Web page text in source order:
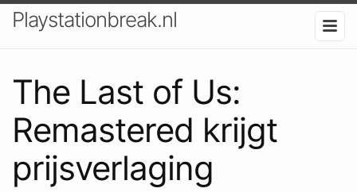
Playstationbreak.nl
The Last of Us:
Remastered krijgt
prijsverlaging